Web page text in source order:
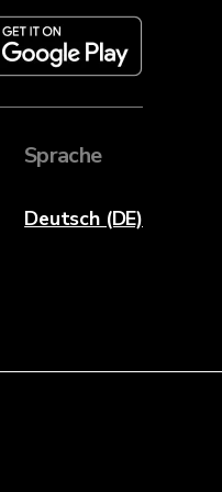
Sprache
Deutsch (DE)